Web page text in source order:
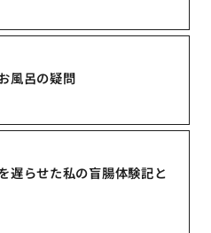
風呂の疑問
遅らせた私の盲腸体験記と